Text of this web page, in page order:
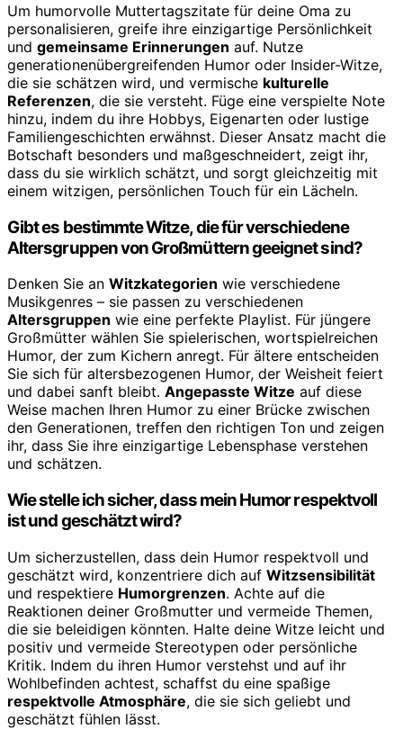
Um humorvolle Muttertagszitate für deine Oma zu
personalisieren, greife ihre einzigartige Persönlichkeit
und gemeinsame Erinnerungen auf. Nutze
generationenübergreifenden Humor oder Insider-Witze,
die sie schätzen wird, und vermische kulturelle
Referenzen, die sie versteht. Füge eine verspielte Note
hinzu, indem du ihre Hobbys, Eigenarten oder lustige
Familiengeschichten erwähnst. Dieser Ansatz macht die
Botschaft besonders und maßgeschneidert, zeigt ihr,
dass du sie wirklich schätzt, und sorgt gleichzeitig mit
einem witzigen, persönlichen Touch für ein Lächeln.
Gibt es bestimmte Witze, die für verschiedene
Altersgruppen von Großmüttern geeignet sind?
Denken Sie an Witzkategorien wie verschiedene
Musikgenres – sie passen zu verschiedenen
Altersgruppen wie eine perfekte Playlist. Für jüngere
Großmütter wählen Sie spielerischen, wortspielreichen
Humor, der zum Kichern anregt. Für ältere entscheiden
Sie sich für altersbezogenen Humor, der Weisheit feiert
und dabei sanft bleibt. Angepasste Witze auf diese
Weise machen Ihren Humor zu einer Brücke zwischen
den Generationen, treffen den richtigen Ton und zeigen
ihr, dass Sie ihre einzigartige Lebensphase verstehen
und schätzen.
Wie stelle ich sicher, dass mein Humor respektvoll
ist und geschätzt wird?
Um sicherzustellen, dass dein Humor respektvoll und
geschätzt wird, konzentriere dich auf Witzsensibilität
und respektiere Humorgrenzen. Achte auf die
Reaktionen deiner Großmutter und vermeide Themen,
die sie beleidigen könnten. Halte deine Witze leicht und
positiv und vermeide Stereotypen oder persönliche
Kritik. Indem du ihren Humor verstehst und auf ihr
Wohlbefinden achtest, schaffst du eine spaßige
respektvolle Atmosphäre, die sie sich geliebt und
geschätzt fühlen lässt.